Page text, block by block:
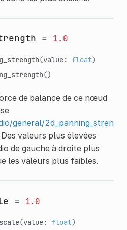
= 1.0
(value: float)
()
de balance de ce nœud
general/2d_panning_stren
valeurs plus élevées
de gauche à droite plus
les valeurs plus faibles.
= 1.0
(value: float)